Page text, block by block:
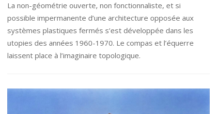
La non-géométrie ouverte, non fonctionnaliste, et si
possible impermanente d’une architecture opposée aux
systèmes plastiques fermés s’est développée dans les
utopies des années 1960-1970. Le compas et l’équerre
laissent place à l’imaginaire topologique.